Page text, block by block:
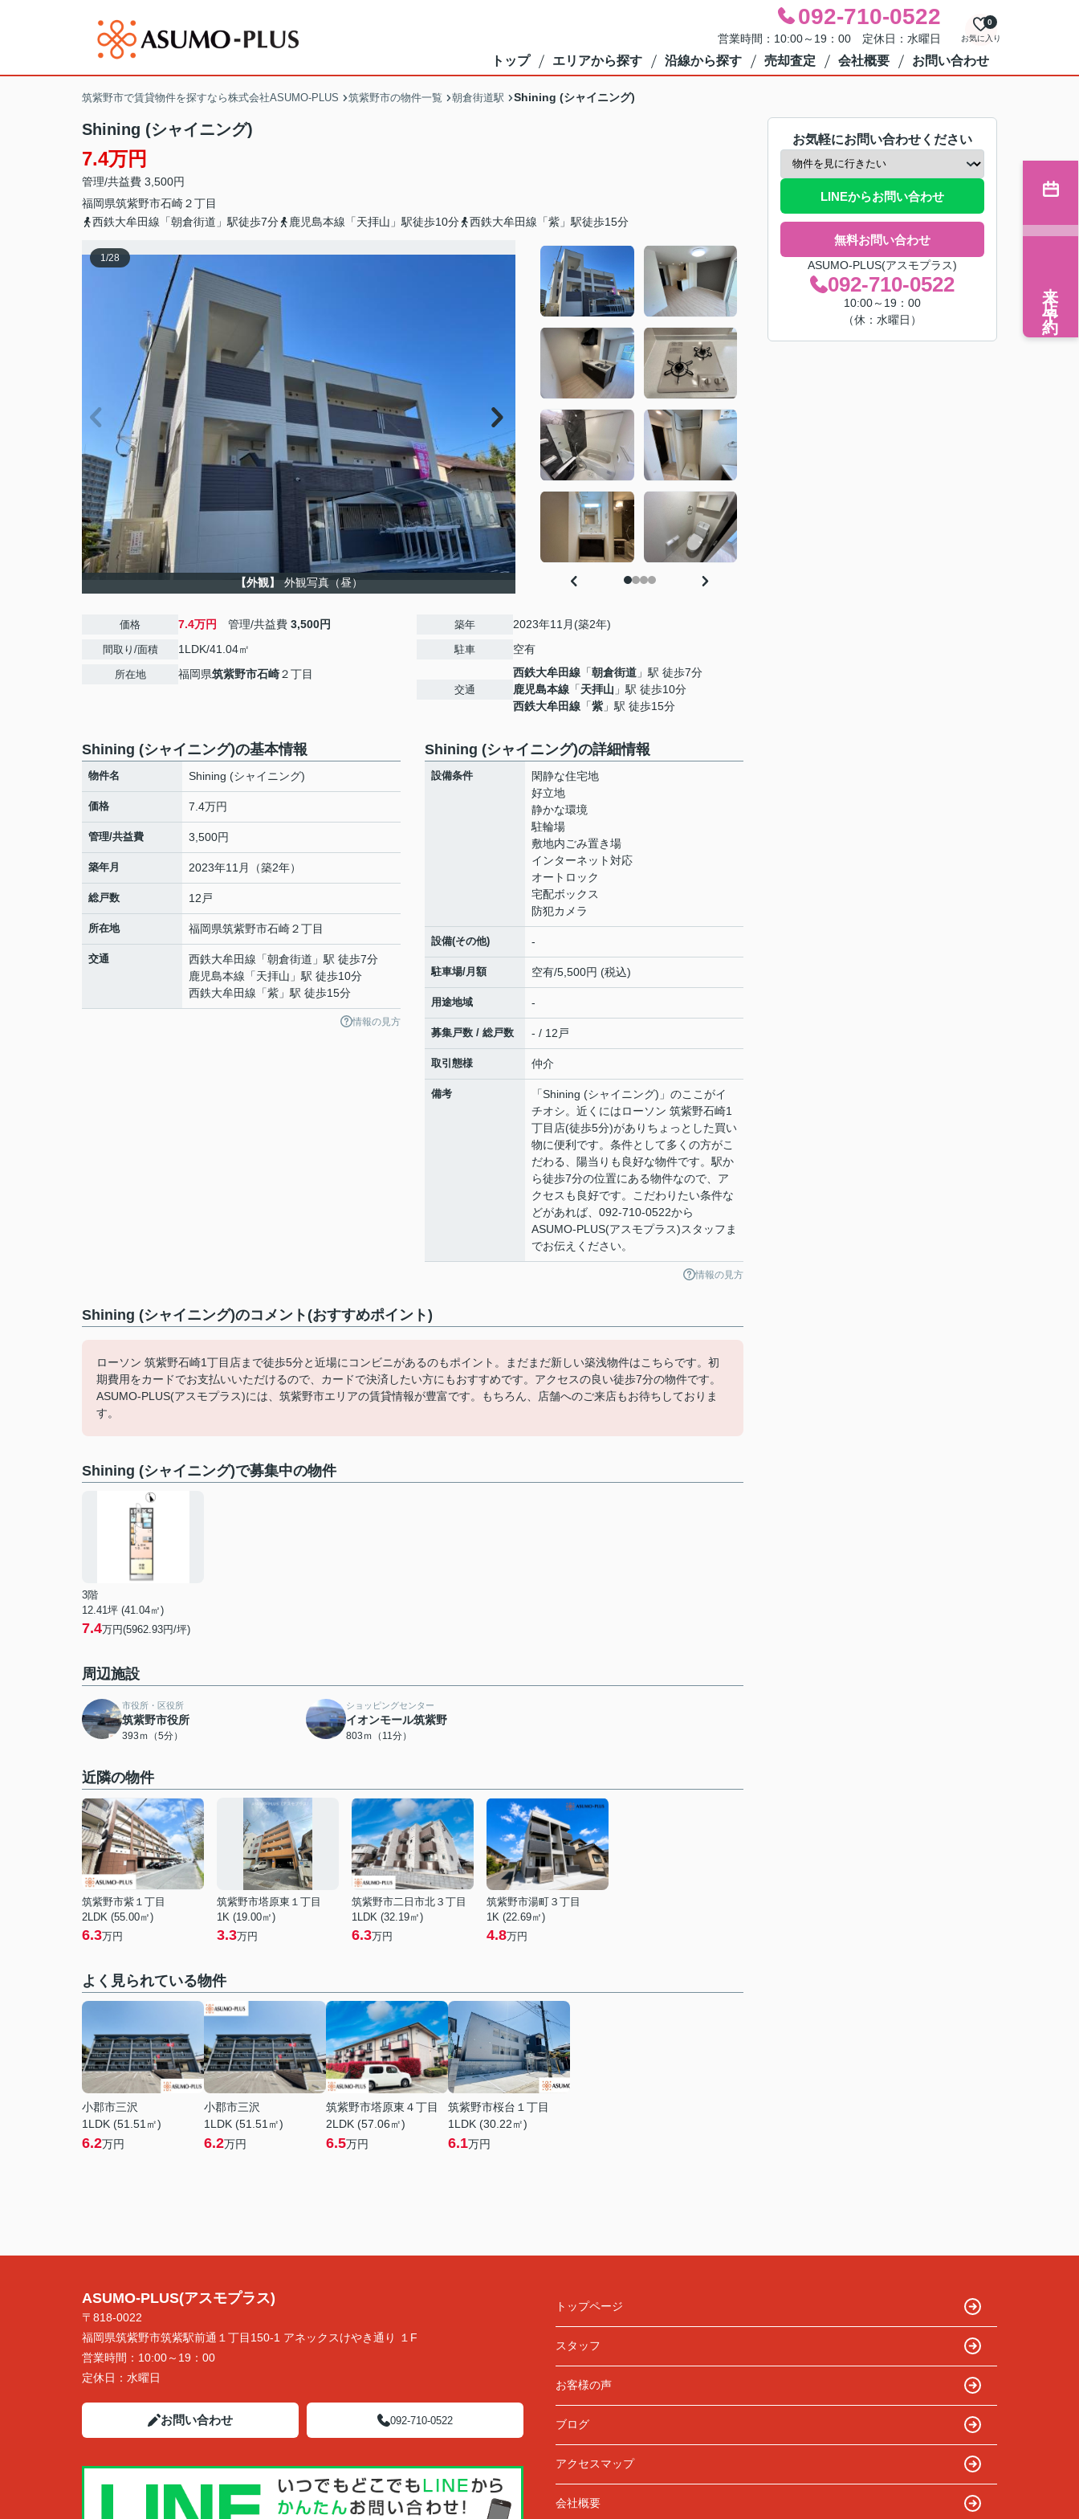
092-710-0522
営業時間：10:00～19：00 定休日：水曜日 お気に入り
0
トップ エリアから探す 沿線から探す 売却査定 会社概要 お問い合わせ
筑紫野市で賃貸物件を探すなら株式会社ASUMO-PLUS 筑紫野市の物件一覧 朝倉街道駅 Shining (シャイニング)
Shining (シャイニング)
7.4万円
管理/共益費 3,500円
福岡県筑紫野市石崎２丁目
西鉄大牟田線「朝倉街道」駅徒歩7分
鹿児島本線「天拝山」駅徒歩10分 西鉄大牟田線「紫」駅徒歩15分
1/28
【外観】 外観写真（昼）
価格 7.4万円 管理/共益費 3,500円
間取り/面積 1LDK/41.04㎡
所在地 福岡県筑紫野市石崎２丁目
築年 2023年11月(築2年)
駐車 空有
交通
西鉄大牟田線 「朝倉街道 」駅 徒歩7分
鹿児島本線 「天拝山 」駅 徒歩10分
西鉄大牟田線 「紫」駅 徒歩15分
Shining (シャイニング)の基本情報
物件名 Shining (シャイニング)
価格 7.4万円
管理/共益費 3,500円
築年月 2023年11月（築2年）
総戸数 12戸
所在地 福岡県筑紫野市石崎２丁目
交通 西鉄大牟田線 「朝倉街道 」駅 徒歩7分
鹿児島本線 「天拝山 」駅 徒歩10分
西鉄大牟田線 「紫 」駅 徒歩15分
情報の見方
Shining (シャイニング)の詳細情報
設備条件
閑静な住宅地
好立地
静かな環境
駐輪場
敷地内ごみ置き場
インターネット対応
オートロック
宅配ボックス
防犯カメラ
設備(その他) -
駐車場/月額 空有/5,500円 (税込)
用途地域 -
募集戸数 / 総戸数 - / 12戸
取引態様 仲介
備考
「Shining (シャイニング)」のここがイ
チオシ。近くにはローソン 筑紫野石崎1
丁目店(徒歩5分)がありちょっとした買い
物に便利です。条件として多くの方がこ
だわる、陽当りも良好な物件です。駅か
ら徒歩7分の位置にある物件なので、ア
クセスも良好です。こだわりたい条件な
どがあれば、092-710-0522から
ASUMO-PLUS(アスモプラス)スタッフま
でお伝えください。
情報の見方
Shining (シャイニング)のコメント(おすすめポイント)
ローソン 筑紫野石崎1丁目店まで徒歩5分と近場にコンビニがあるのもポイント。まだまだ新しい築浅物件はこちらです。初
期費用をカードでお支払いいただけるので、カードで決済したい方にもおすすめです。アクセスの良い徒歩7分の物件です。
ASUMO-PLUS(アスモプラス)には、筑紫野市エリアの賃貸情報が豊富です。もちろん、店舗へのご来店もお待ちしておりま
す。
Shining (シャイニング)で募集中の物件
3階
12.41坪 (41.04㎡)
7.4万円(5962.93円/坪)
周辺施設
市役所・区役所
筑紫野市役所
393ｍ（5分）
ショッピングセンター
イオンモール筑紫野
803ｍ（11分）
近隣の物件
筑紫野市紫１丁目
2LDK (55.00㎡)
6.3万円
筑紫野市塔原東１丁目
1K (19.00㎡)
3.3万円
筑紫野市二日市北３丁目
1LDK (32.19㎡)
6.3万円
筑紫野市湯町３丁目
1K (22.69㎡)
4.8万円
よく見られている物件
小郡市三沢
1LDK (51.51㎡)
6.2万円
小郡市三沢
1LDK (51.51㎡)
6.2万円
筑紫野市塔原東４丁目
2LDK (57.06㎡)
6.5万円
筑紫野市桜台１丁目
1LDK (30.22㎡)
6.1万円
お気軽にお問い合わせください
LINEからお問い合わせ
無料お問い合わせ
ASUMO-PLUS(アスモプラス)
092-710-0522
10:00～19：00
（休：水曜日）
来店予約
ASUMO-PLUS(アスモプラス)
〒818-0022
福岡県筑紫野市筑紫駅前通１丁目150-1 アネックスけやき通り １F
営業時間： 10:00～19：00
定休日： 水曜日
お問い合わせ 092-710-0522
トップページ
スタッフ
お客様の声
ブログ
アクセスマップ
会社概要